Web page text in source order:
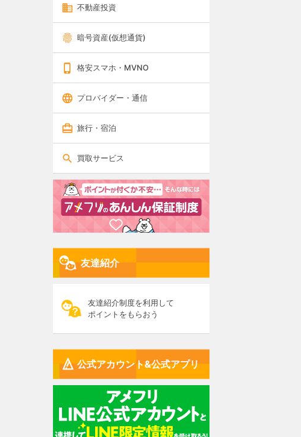
不動産投資
暗号資産(仮想通貨)
格安スマホ・MVNO
プロバイダー・通信
旅行・宿泊
買取サービス
友達紹介
友達紹介制度を利用して
ポイントをもらおう
公式アカウント&公式アプリ